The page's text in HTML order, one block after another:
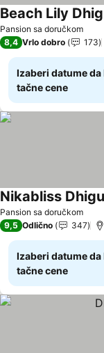
Pansion sa doručkom
Beach Lily
8,4 Vrlo dobro 173
Izaberi datume
tačne cene
Pansion sa doručkom
Nikabliss
9,5 Odlično 347
Izaberi datume
tačne cene